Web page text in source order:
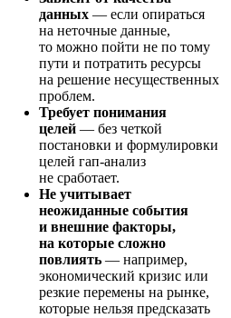
данных — если опираться
на неточные данные,
то можно пойти не по тому
пути и потратить ресурсы
на решение несущественных
проблем.
Требует понимания
целей — без четкой
постановки и формулировки
целей гап-анализ
не сработает.
Не учитывает
неожиданные события
и внешние факторы,
на которые сложно
повлиять — например,
экономический кризис или
резкие перемены на рынке,
которые нельзя предсказать